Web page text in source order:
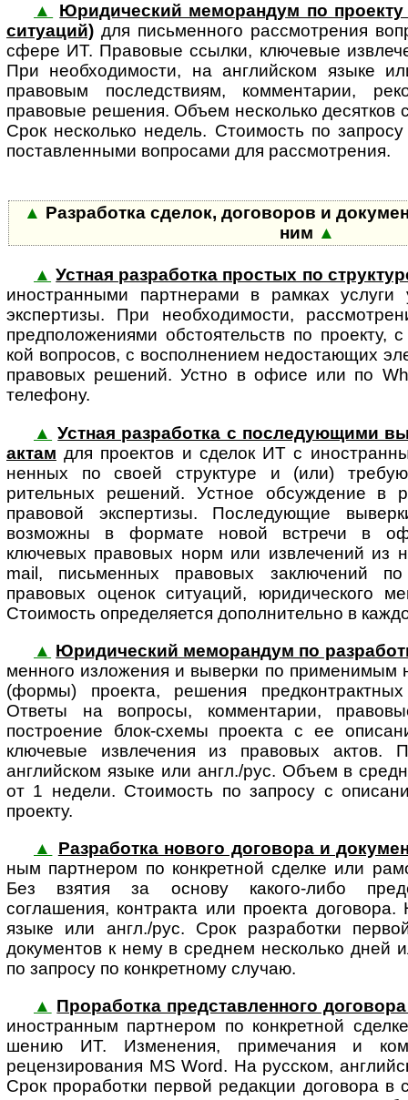
▲
Юридический меморандум по проекту
си­ту­а­ций) для пись­мен­ного рас­смот­ре­ния
сфере ИТ. Правовые ссылки, ключевые
При необходимости, на английском языке
правовым последствиям, комментарии,
правовые решения. Объем несколько десятков
Срок несколько недель. Стоимость по
поставленными вопросами для рассмотрения.
▲ Разработка сделок, договоров и
ним ▲
▲ Устная разработка простых по
иностранными парт­не­рами в рам­ках услуги
экспертизы. При необхо­димости,
пред­по­ло­же­ни­ями обстоя­тельств по
кой вопросов, с восполнением недо­ста­ющих
право­вых решений. Устно в офисе или по
телефону.
▲ Устная разработка с последующими
ак­там для проектов и сделок ИТ с
нен­ных по своей структуре и (или)
рительных решений. Устное обсуждение в
правовой экспертизы. Последующие
возможны в формате новой встречи в
ключевых правовых норм или извлечений из
mail, письменных правовых заключений
правовых оценок ситуаций, юридического
Стоимость определяется дополнительно в
▲ Юридический меморандум по
мен­но­го изло­же­ния и выверки по при­ме­ни­мым
(формы) проекта, решения
Ответы на вопросы, комментарии,
построение блок-схемы проекта с ее
ключевые извлечения из правовых актов.
английском языке или англ./рус. Объем в
от 1 недели. Стоимость по запросу с
проекту.
▲
Разработка нового договора и
ным партнером по конкретной сделке или
Без взятия за основу какого-либо
соглашения, контракта или проекта
языке или англ./рус. Срок разработки
документов к нему в среднем несколько дней
по запросу по конкретному случаю.
▲ Проработка представленного
ино­стран­ным парт­не­ром по конк­рет­ной
шению ИТ. Изменения, примечания и
рецензирования MS Word. На русском,
Срок проработки первой редакции договора в